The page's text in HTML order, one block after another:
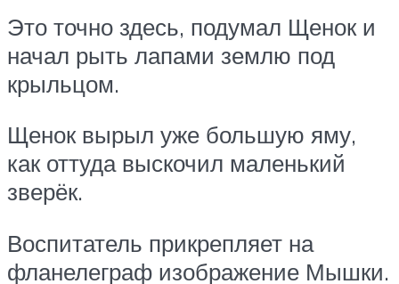
Это точно здесь, подумал Щенок и
начал рыть лапами землю под
крыльцом.
Щенок вырыл уже большую яму,
как оттуда выскочил маленький
зверёк.
Воспитатель прикрепляет на
фланелеграф изображение Мышки.